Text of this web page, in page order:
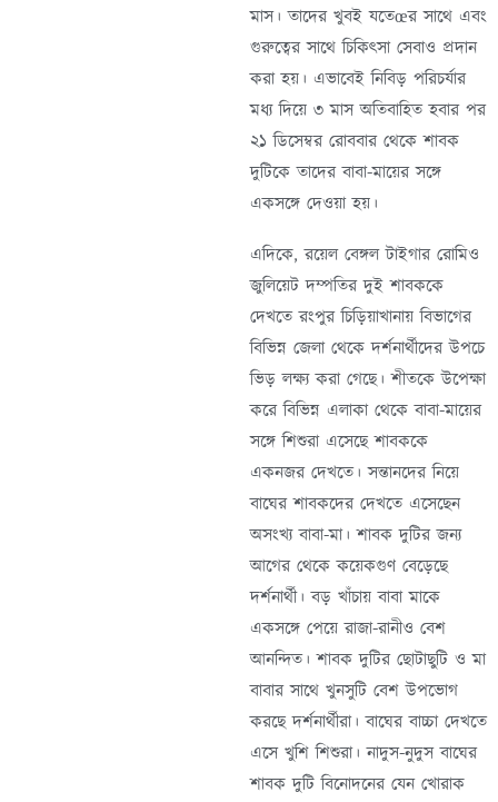
মাস। তাদের খুবই যতেœর সাথে এবং
গুরুত্বের সাথে চিকিৎসা সেবাও প্রদান
করা হয়। এভাবেই নিবিড় পরিচর্যার
মধ্য দিয়ে ৩ মাস অতিবাহিত হবার পর
২১ ডিসেম্বর রোববার থেকে শাবক
দুটিকে তাদের বাবা-মায়ের সঙ্গে
একসঙ্গে দেওয়া হয়।
এদিকে, রয়েল বেঙ্গল টাইগার রোমিও
জুলিয়েট দম্পতির দুই শাবককে
দেখতে রংপুর চিড়িয়াখানায় বিভাগের
বিভিন্ন জেলা থেকে দর্শনার্থীদের উপচে
ভিড় লক্ষ্য করা গেছে। শীতকে উপেক্ষা
করে বিভিন্ন এলাকা থেকে বাবা-মায়ের
সঙ্গে শিশুরা এসেছে শাবককে
একনজর দেখতে। সন্তানদের নিয়ে
বাঘের শাবকদের দেখতে এসেছেন
অসংখ্য বাবা-মা। শাবক দুটির জন্য
আগের থেকে কয়েকগুণ বেড়েছে
দর্শনার্থী। বড় খাঁচায় বাবা মাকে
একসঙ্গে পেয়ে রাজা-রানীও বেশ
আনন্দিত। শাবক দুটির ছোটাছুটি ও মা
বাবার সাথে খুনসুটি বেশ উপভোগ
করছে দর্শনার্থীরা। বাঘের বাচ্চা দেখতে
এসে খুশি শিশুরা। নাদুস-নুদুস বাঘের
শাবক দুটি বিনোদনের যেন খোরাক